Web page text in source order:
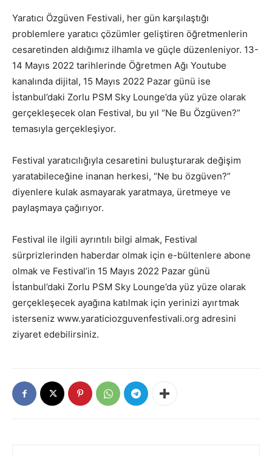
Yaratıcı Özgüven Festivali, her gün karşılaştığı
problemlere yaratıcı çözümler geliştiren öğretmenlerin
cesaretinden aldığımız ilhamla ve güçle düzenleniyor. 13-
14 Mayıs 2022 tarihlerinde Öğretmen Ağı Youtube
kanalında dijital, 15 Mayıs 2022 Pazar günü ise
İstanbul’daki Zorlu PSM Sky Lounge’da yüz yüze olarak
gerçekleşecek olan Festival, bu yıl “Ne Bu Özgüven?”
temasıyla gerçekleşiyor.
Festival yaratıcılığıyla cesaretini buluşturarak değişim
yaratabileceğine inanan herkesi, “Ne bu özgüven?”
diyenlere kulak asmayarak yaratmaya, üretmeye ve
paylaşmaya çağırıyor.
Festival ile ilgili ayrıntılı bilgi almak, Festival
sürprizlerinden haberdar olmak için e-bültenlere abone
olmak ve Festival’in 15 Mayıs 2022 Pazar günü
İstanbul’daki Zorlu PSM Sky Lounge’da yüz yüze olarak
gerçekleşecek ayağına katılmak için yerinizi ayırtmak
isterseniz www.yaraticiozguvenfestivali.org adresini
ziyaret edebilirsiniz.